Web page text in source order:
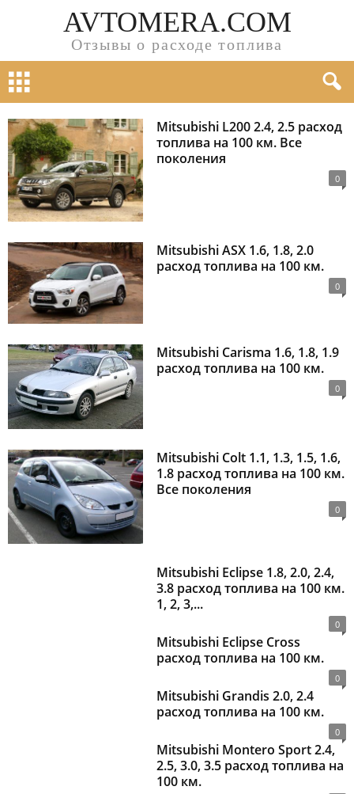
AVTOMERA.COM
Отзывы о расходе топлива
Mitsubishi L200 2.4, 2.5 расход
топлива на 100 км. Все
поколения
0
Mitsubishi ASX 1.6, 1.8, 2.0
расход топлива на 100 км.
0
Mitsubishi Carisma 1.6, 1.8, 1.9
расход топлива на 100 км.
0
Mitsubishi Colt 1.1, 1.3, 1.5, 1.6,
1.8 расход топлива на 100 км.
Все поколения
0
Mitsubishi Eclipse 1.8, 2.0, 2.4,
3.8 расход топлива на 100 км.
1, 2, 3,...
0
Mitsubishi Eclipse Cross
расход топлива на 100 км.
0
Mitsubishi Grandis 2.0, 2.4
расход топлива на 100 км.
0
Mitsubishi Montero Sport 2.4,
2.5, 3.0, 3.5 расход топлива на
100 км.